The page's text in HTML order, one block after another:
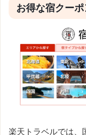
お得な宿クー
楽天トラベルでは、